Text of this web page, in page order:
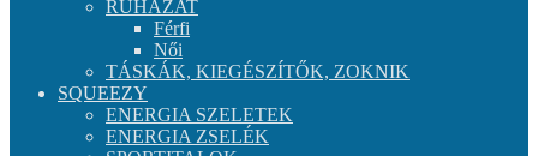
RUHÁZAT
Férfi
Női
TÁSKÁK, KIEGÉSZÍTŐK, ZOKNIK
SQUEEZY
ENERGIA SZELETEK
ENERGIA ZSELÉK